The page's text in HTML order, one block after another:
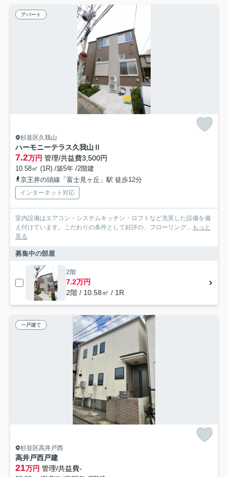
アパート
杉並区久我山
ハーモニーテラス久我山Ⅱ
7.2万円 管理/共益費3,500円
10.58㎡ (1R) /築5年 /2階建
京王井の頭線「富士見ヶ丘」駅 徒歩12分
インターネット対応
室内設備はエアコン・システムキッチン・ロフトなど充実した設備を備
え付けています。こだわりの条件として好評の、フローリング... もっと
見る
募集中の部屋
2階
7.2万円
2階 / 10.58㎡ / 1R
一戸建て
杉並区高井戸西
高井戸西戸建
21万円 管理/共益費-